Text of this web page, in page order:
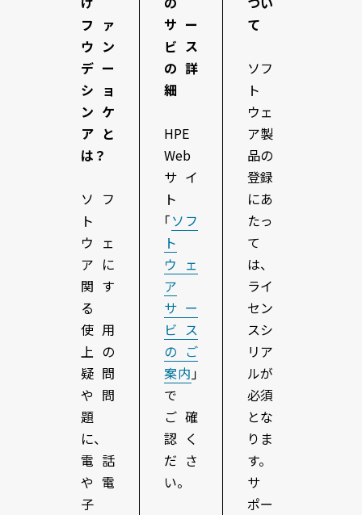
ファ
ウン
デー
ショ
ンケ
アと
は？
ソフ
ト
ウェ
アに
関す
る
使用
上の
疑問
や問
題
に、
電話
や電
子
サー
ビス
の詳
細
HPE
Web
サイ
ト
｢ソフ
ト
ウェ
ア
サー
ビス
のご
案内 ｣
で
ご確
認く
ださ
い。
て
ソフ
ト
ウェ
ア製
品の
登録
にあ
たっ
て
は、
ライ
セン
スシ
リア
ルが
必須
とな
りま
す。
サ
ポー